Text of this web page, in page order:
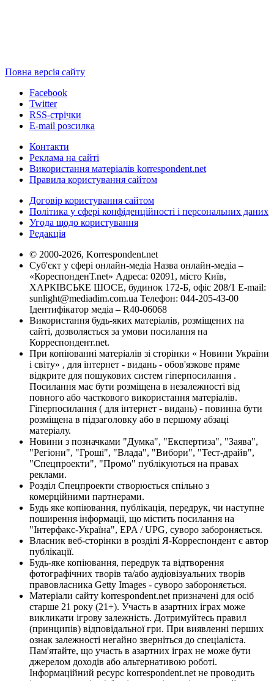
Повна версія сайту
Facebook
Twitter
RSS-стрічки
E-mail розсилка
Контакти
Реклама на сайті
Використання матеріалів korrespondent.net
Правила користування сайтом
Договір користування сайтом
Політика у сфері конфіденційності і персональних даних
Угода щодо користування
Редакція
© 2000-2026, Korrespondent.net
Суб'єкт у сфері онлайн-медіа Назва онлайн-медіа –
«КореспонденТ.net» Адреса: 02091, місто Київ,
ХАРКІВСЬКЕ ШОСЕ, будинок 172-Б, офіс 208/1 E-mail:
sunlight@mediadim.com.ua Телефон: 044-205-43-00
Ідентифікатор медіа – R40-06068
Використання будь-яких матеріалів, розміщених на
сайті, дозволяється за умови посилання на
Корреспондент.net.
При копіюванні матеріалів зі сторінки « Новини України
і світу» , для інтернет - видань - обов'язкове пряме
відкрите для пошукових систем гіперпосилання .
Посилання має бути розміщена в незалежності від
повного або часткового використання матеріалів.
Гіперпосилання ( для інтернет - видань) - повинна бути
розміщена в підзаголовку або в першому абзаці
матеріалу.
Новини з позначками "Думка", "Експертиза", "Заява",
"Регіони", "Гроші", "Влада", "Вибори", "Тест-драйв",
"Спецпроекти", "Промо" публікуються на правах
реклами.
Розділ Спецпроекти створюється спільно з
комерційними партнерами.
Будь яке копіювання, публікація, передрук, чи наступне
поширення інформації, що містить посилання на
"Інтерфакс-Україна", EPA / UPG, суворо забороняється.
Власник веб-сторінки в розділі Я-Корреспондент є автор
публікації.
Будь-яке копіювання, передрук та відтворення
фотографічних творів та/або аудіовізуальних творів
правовласника Getty Images - суворо забороняється.
Матеріали сайту korrespondent.net призначені для осіб
старше 21 року (21+). Участь в азартних іграх може
викликати ігрову залежність. Дотримуйтесь правил
(принципів) відповідальної гри. При виявленні перших
ознак залежності негайно зверніться до спеціаліста.
Пам'ятайте, що участь в азартних іграх не може бути
джерелом доходів або альтернативою роботі.
Інформаційний ресурс korrespondent.net не проводить